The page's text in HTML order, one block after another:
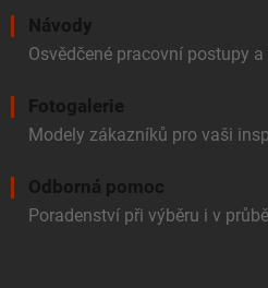
Návody
Osvědčené pracovní postupy
Fotogalerie
Modely zákazníků pro vaši
Odborná pomoc
Poradenství při výběru i v